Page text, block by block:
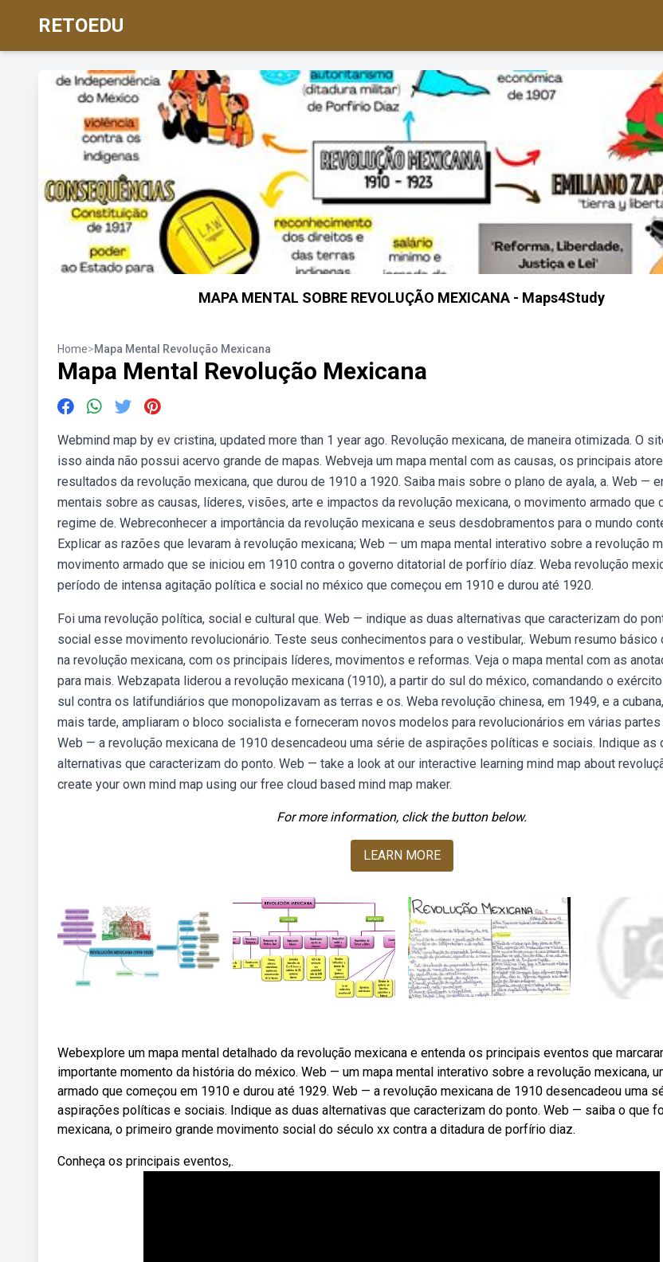
RETOEDU
MAPA MENTAL SOBRE REVOLUÇÃO MEXICANA - Maps4Study
Home>Mapa Mental Revolução Mexicana
Mapa Mental Revolução Mexicana
Webmind map by ev cristina, updated more than 1 year ago. Revolução mexicana, de maneira otimizada. O
isso ainda não possui acervo grande de mapas. Webveja um mapa mental com as causas, os principais
resultados da revolução mexicana, que durou de 1910 a 1920. Saiba mais sobre o plano de ayala, a. Web —
mentais sobre as causas, líderes, visões, arte e impactos da revolução mexicana, o movimento armado que
regime de. Webreconhecer a importância da revolução mexicana e seus desdobramentos para o mundo
Explicar as razões que levaram à revolução mexicana; Web — um mapa mental interativo sobre a revolução
movimento armado que se iniciou em 1910 contra o governo ditatorial de porfírio díaz. Weba revolução
período de intensa agitação política e social no méxico que começou em 1910 e durou até 1920.
Foi uma revolução política, social e cultural que. Web — indique as duas alternativas que caracterizam do
social esse movimento revolucionário. Teste seus conhecimentos para o vestibular,. Webum resumo básico
na revolução mexicana, com os principais líderes, movimentos e reformas. Veja o mapa mental com as
para mais. Webzapata liderou a revolução mexicana (1910), a partir do sul do méxico, comandando o
sul contra os latifundiários que monopolizavam as terras e os. Weba revolução chinesa, em 1949, e a
mais tarde, ampliaram o bloco socialista e forneceram novos modelos para revolucionários em várias partes
Web — a revolução mexicana de 1910 desencadeou uma série de aspirações políticas e sociais. Indique as
alternativas que caracterizam do ponto. Web — take a look at our interactive learning mind map about
create your own mind map using our free cloud based mind map maker.
For more information, click the button below.
LEARN MORE
Webexplore um mapa mental detalhado da revolução mexicana e entenda os principais eventos que
importante momento da história do méxico. Web — um mapa mental interativo sobre a revolução mexicana,
armado que começou em 1910 e durou até 1929. Web — a revolução mexicana de 1910 desencadeou uma
aspirações políticas e sociais. Indique as duas alternativas que caracterizam do ponto. Web — saiba o que
mexicana, o primeiro grande movimento social do século xx contra a ditadura de porfírio diaz.
Conheça os principais eventos,.